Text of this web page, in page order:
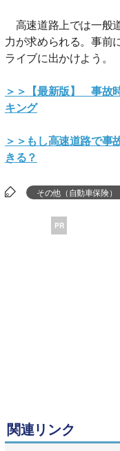
高速道路上では一般
力が求められる。事前
ライブに出かけよう。
＞＞【最新版】 事故
キング
＞＞もし高速道路で
きる？
その他（自動車保険）
PR
関連リンク